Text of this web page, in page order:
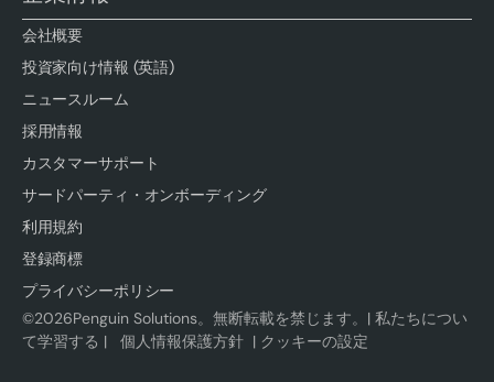
会社概要
投資家向け情報 (英語)
ニュースルーム
採用情報
カスタマーサポート
サードパーティ・オンボーディング
利用規約
登録商標
プライバシーポリシー
©2026Penguin Solutions。無断転載を禁じます。|私たちについ
て学習する | 個人情報保護方針 | クッキーの設定